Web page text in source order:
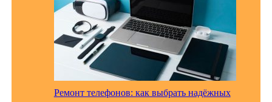
Ремонт телефонов: как выбрать надёжных